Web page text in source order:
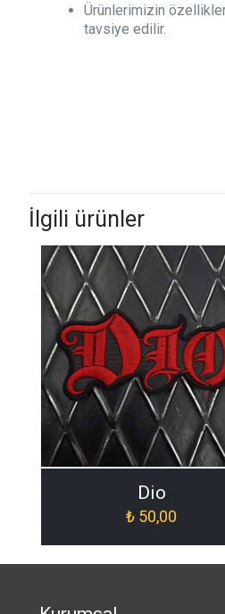
Ürünlerimizin
tavsiye edilir.
İlgili ürünler
Dio
₺ 50,00